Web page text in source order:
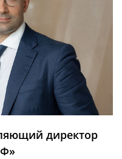
директор